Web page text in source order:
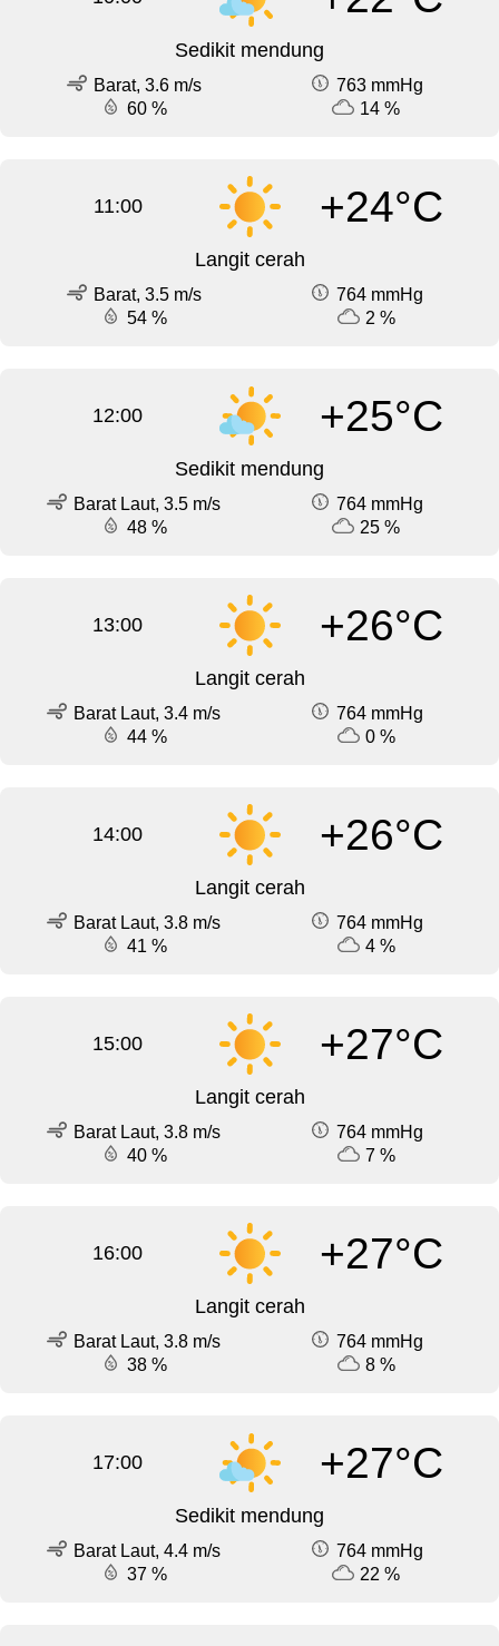
Sedikit mendung
Barat, 3.6 m/s
763 mmHg
60 %
14 %
11:00 +24°C
Langit cerah
Barat, 3.5 m/s
764 mmHg
54 %
2 %
12:00 +25°C
Sedikit mendung
Barat Laut, 3.5 m/s
764 mmHg
48 %
25 %
13:00 +26°C
Langit cerah
Barat Laut, 3.4 m/s
764 mmHg
44 %
0 %
14:00 +26°C
Langit cerah
Barat Laut, 3.8 m/s
764 mmHg
41 %
4 %
15:00 +27°C
Langit cerah
Barat Laut, 3.8 m/s
764 mmHg
40 %
7 %
16:00 +27°C
Langit cerah
Barat Laut, 3.8 m/s
764 mmHg
38 %
8 %
17:00 +27°C
Sedikit mendung
Barat Laut, 4.4 m/s
764 mmHg
37 %
22 %